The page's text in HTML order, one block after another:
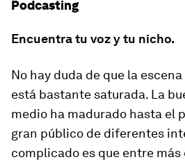
Podcasting
Encuentra tu voz y tu nicho.
No hay duda de que la
está bastante saturada. La
medio ha madurado hasta el
gran público de diferentes
complicado es que entre más